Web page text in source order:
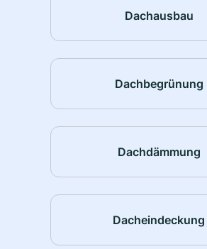
Dachausbau
Dachbegrünung
Dachdämmung
Dacheindeckung